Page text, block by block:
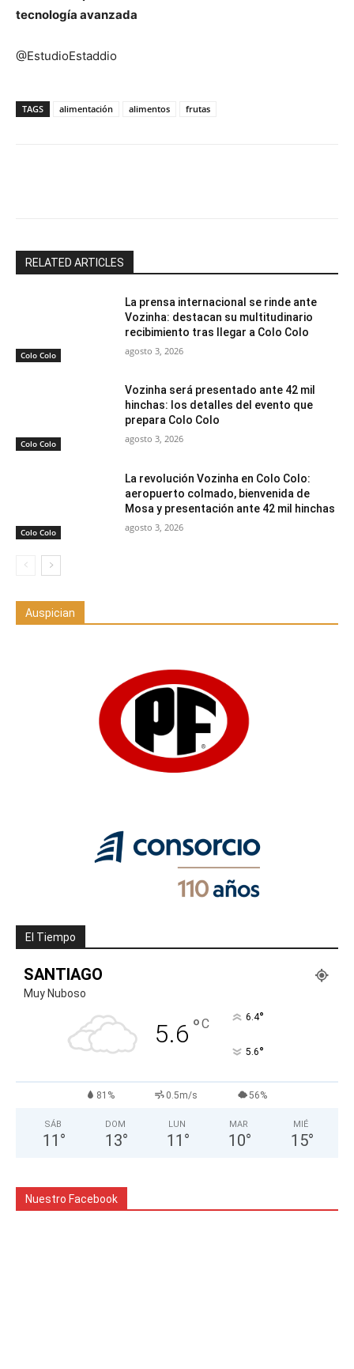
tecnología avanzada
@EstudioEstaddio
TAGS alimentación alimentos frutas
RELATED ARTICLES
Colo Colo
La prensa internacional se rinde ante
Vozinha: destacan su multitudinario
recibimiento tras llegar a Colo Colo
agosto 3, 2026
Colo Colo
Vozinha será presentado ante 42 mil
hinchas: los detalles del evento que
prepara Colo Colo
agosto 3, 2026
Colo Colo
La revolución Vozinha en Colo Colo:
aeropuerto colmado, bienvenida de
Mosa y presentación ante 42 mil hinchas
agosto 3, 2026
Auspician
El Tiempo
SANTIAGO
Muy Nuboso
5.6 °C 6.4°
5.6°
81% 0.5m/s 56%
SÁB
11 °
DOM
13°
LUN
11 °
MAR
10°
MIÉ
15°
Nuestro Facebook